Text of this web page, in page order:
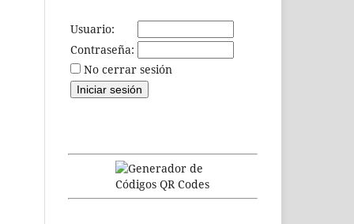
Usuario:
Contraseña:
No cerrar sesión